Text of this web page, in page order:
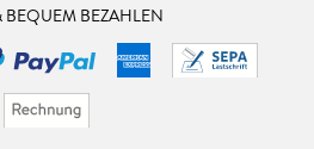
BEQUEM BEZAHLEN